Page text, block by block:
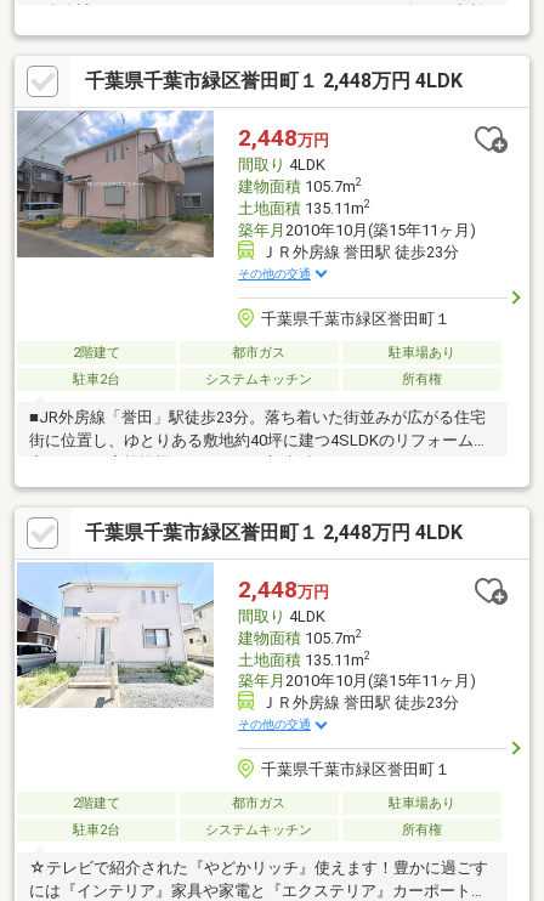
ください。お客様一人一人に合わせたライフプランのご提案をさ
せていただきます。資金計画、住宅ローン等についてもお気軽に
ご相談ください。お問い合わせ、お待ちしております。
千葉県千葉市緑区誉田町１ 2,448万円 4LDK
2,448万円
間取り 4LDK
建物面積105.7m2
土地面積135.11m2
築年月 2010年10月(築15年11ヶ月)
ＪＲ外房線 誉田駅 徒歩23分
その他の交通
千葉県千葉市緑区誉田町１
2階建て 都市ガス
駐車場あり
駐車2台
システムキッチン 所有権
■JR外房線「誉田」駅徒歩23分。落ち着いた街並みが広がる住宅
街に位置し、ゆとりある敷地約40坪に建つ4SLDKのリフォーム住
宅です。ご家族皆様でゆったりと新生活をスタートできます。■
令和8年3月中旬リフォーム完了予定。クロス・CF貼替、屋根塗
装、洗面台・トイレ交換、照明・スイッチ交換、ハウスクリーニ
ングなど充実のリフォーム内容で気持ちよくお住まいいただけま
す。■約14帖のLDKに加え納戸や全居室収納を備え、住空間をすっ
きり保てる間取り。駐車スペースは2台分あり、ご夫婦それぞれの
お車や来客時にも便利です。■毎日の暮らしを快適にサポートす
る住環境です。
千葉県千葉市緑区誉田町１ 2,448万円 4LDK
2,448万円
間取り 4LDK
建物面積105.7m2
土地面積135.11m2
築年月 2010年10月(築15年11ヶ月)
ＪＲ外房線 誉田駅 徒歩23分
その他の交通
千葉県千葉市緑区誉田町１
2階建て 都市ガス
駐車場あり
駐車2台
システムキッチン 所有権
☆テレビで紹介された『やどかリッチ』使えます！豊かに過ごす
には『インテリア』家具や家電と『エクステリア』カーポートや